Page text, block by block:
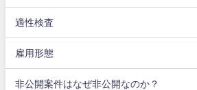
適性検査
雇用形態
非公開案件はなぜ非公開なのか？